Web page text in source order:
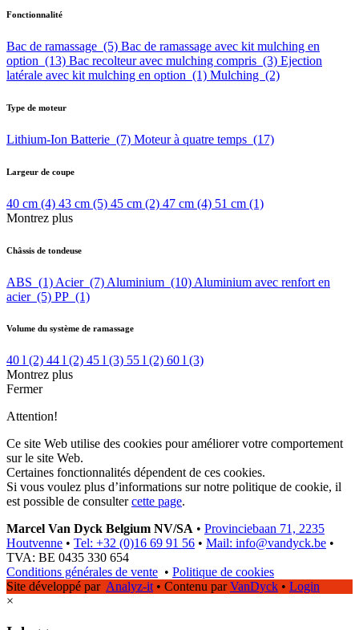
Fonctionnalité
Bac de ramassage (5) Bac de ramassage avec kit mulching en
option (13) Bac recolteur avec mulching compris (3) Ejection
latérale avec kit mulching en option (1) Mulching (2)
Type de moteur
Lithium-Ion Batterie (7) Moteur à quatre temps (17)
Largeur de coupe
40 cm (4) 43 cm (5) 45 cm (2) 47 cm (4) 51 cm (1)
Montrez plus
Châssis de tondeuse
ABS (1) Acier (7) Aluminium (10) Aluminium avec renfort en
acier (5) PP (1)
Volume du système de ramassage
40 l (2) 44 l (2) 45 l (3) 55 l (2) 60 l (3)
Montrez plus
Fermer
Attention!
Ce site Web utilise des cookies pour améliorer votre comportement
sur le site Web.
Certaines fonctionnalités dépendent de ces cookies.
Si vous voulez plus d’informations sur notre politique de cookie, il
est possible de consultercette page.
Marcel Van Dyck Belgium NV/SA • Provinciebaan 71, 2235
Houtvenne • Tel: +32 (0)16 69 91 56 • Mail: info@vandyck.be •
TVA: BE 0435 330 654
Conditions générales de vente • Politique de cookies
Site développé par Analyz-it • Contenu parVanDyck • Login
×